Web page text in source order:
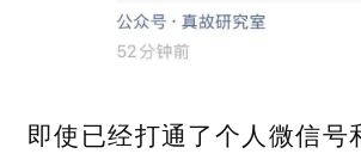
即使已经打通了个人微信号